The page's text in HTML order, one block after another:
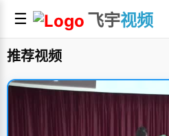
☰ 飞宇视频
推荐视频